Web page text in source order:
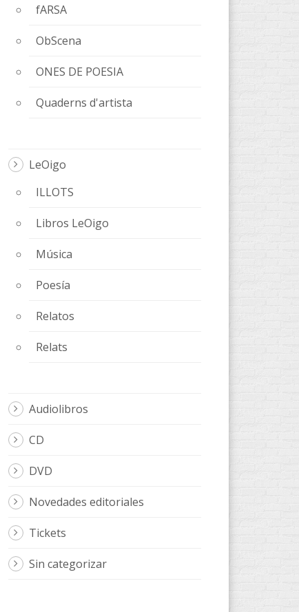
fARSA
ObScena
ONES DE POESIA
Quaderns d'artista
LeOigo
ILLOTS
Libros LeOigo
Música
Poesía
Relatos
Relats
Audiolibros
CD
DVD
Novedades editoriales
Tickets
Sin categorizar